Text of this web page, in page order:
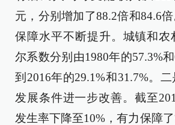
元，分别增加了88.2倍和84.6
保障水平不断提升。城镇和农
尔系数分别由1980年的57.3%
到2016年的29.1%和31.7%。
发展条件进一步改善。截至
发生率下降至10%，有力保障